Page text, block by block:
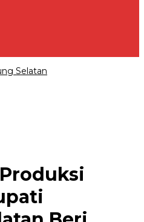
Selatan
Kepada
25